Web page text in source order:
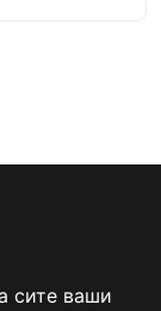
сите ваши